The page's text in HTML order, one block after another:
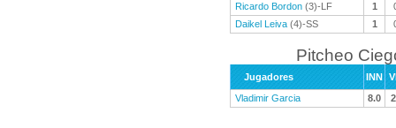
Ricardo Bordon (3)-LF 1
Daikel Leiva (4)-SS 1
Pitcheo
Jugadores INN
Vladimir Garcia
8.0